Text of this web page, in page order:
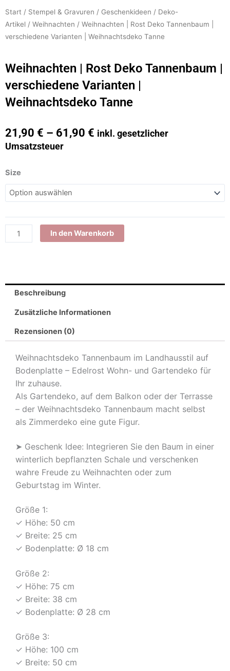
Start / Stempel & Gravuren / Geschenkideen / Deko-
Artikel / Weihnachten / Weihnachten | Rost Deko Tannenbaum |
verschiedene Varianten | Weihnachtsdeko Tanne
Weihnachten | Rost Deko Tannenbaum |
verschiedene Varianten |
Weihnachtsdeko Tanne
21,90 € – 61,90 € inkl. gesetzlicher
Umsatzsteuer
Size
Weihnachten
|
Rost
Tannenbaum
verschiedene
Weihnachtsdeko
Tanne
In den Warenkorb
Beschreibung
Zusätzliche Informationen
Rezensionen (0)
Weihnachtsdeko Tannenbaum im Landhausstil auf
Bodenplatte – Edelrost Wohn- und Gartendeko für
Ihr zuhause.
Als Gartendeko, auf dem Balkon oder der Terrasse
– der Weihnachtsdeko Tannenbaum macht selbst
als Zimmerdeko eine gute Figur.
➤ Geschenk Idee: Integrieren Sie den Baum in einer
winterlich bepflanzten Schale und verschenken
wahre Freude zu Weihnachten oder zum
Geburtstag im Winter.
Größe 1:
✓ Höhe: 50 cm
✓ Breite: 25 cm
✓ Bodenplatte: Ø 18 cm
Größe 2:
✓ Höhe: 75 cm
✓ Breite: 38 cm
✓ Bodenplatte: Ø 28 cm
Größe 3:
✓ Höhe: 100 cm
✓ Breite: 50 cm